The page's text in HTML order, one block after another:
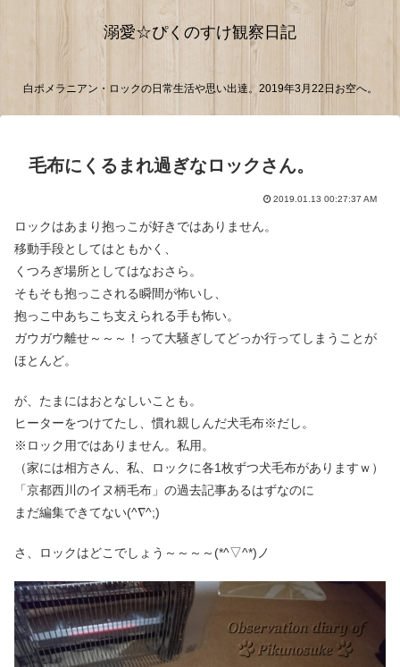
溺愛☆ぴくのすけ観察日記
白ポメラニアン・ロックの日常生活や思い出達。2019年3月22日お空へ。
毛布にくるまれ過ぎなロックさん。
2019.01.13 00:27:37 AM
ロックはあまり抱っこが好きではありません。
移動手段としてはともかく、
くつろぎ場所としてはなおさら。
そもそも抱っこされる瞬間が怖いし、
抱っこ中あちこち支えられる手も怖い。
ガウガウ離せ～～～！って大騒ぎしてどっか行ってしまうことが
ほとんど。
が、たまにはおとなしいことも。
ヒーターをつけてたし、慣れ親しんだ犬毛布※だし。
※ロック用ではありません。私用。
（家には相方さん、私、ロックに各1枚ずつ犬毛布がありますｗ）
「京都西川のイヌ柄毛布」の過去記事あるはずなのに
まだ編集できてない(^∇^;)
さ、ロックはどこでしょう～～～～(*^▽^*)ノ